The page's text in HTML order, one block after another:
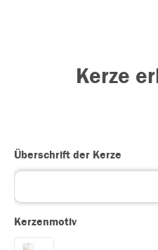
Kerze
Überschrift der Kerze
Kerzenmotiv